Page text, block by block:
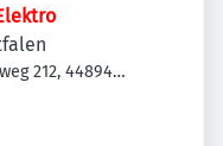
212, 44894